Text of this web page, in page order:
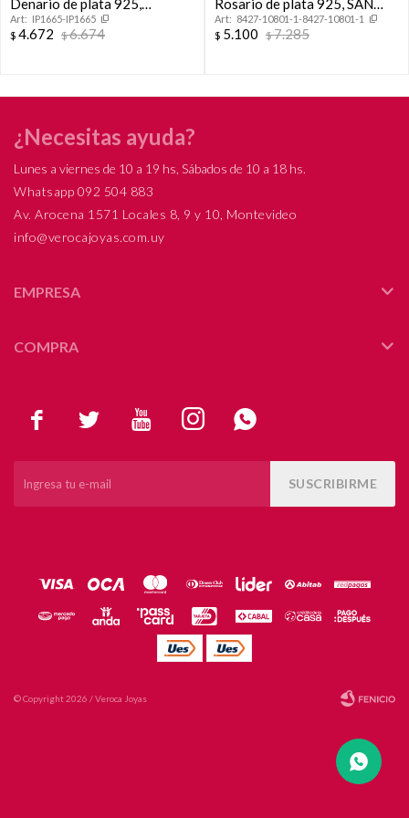
Denario de plata 925,
MILAGROSA.
IP1665-IP1665
$ 4.672 $6.674
Rosario de plata 925, SAN
BENITO.
8427-10801-1-8427-10801-1
$ 5.100 $7.285
    
SUSCRIBIRME
¿Necesitas ayuda?
Lunes a viernes de 10 a 19 hs, Sábados de 10 a 18 hs.
Whatsapp 092 504 883
Av. Arocena 1571 Locales 8, 9 y 10, Montevideo
info@verocajoyas.com.uy
EMPRESA
COMPRA
© Copyright 2026 / Veroca Joyas